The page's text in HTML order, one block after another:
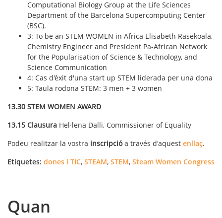
Computational Biology Group at the Life Sciences
Department of the Barcelona Supercomputing Center
(BSC).
3: To be an STEM WOMEN in Africa Elisabeth Rasekoala,
Chemistry Engineer and President Pa-African Network
for the Popularisation of Science & Technology, and
Science Communication
4: Cas d'èxit d'una start up STEM liderada per una dona​
5: Taula rodona STEM: 3 men + 3 women
13.30 STEM WOMEN AWARD
13.15 Clausura Hel·lena Dalli, Commissioner of Equality
Podeu realitzar la vostra inscripcióa través d'aquest enllaç.
Etiquetes: dones i TIC, STEAM, STEM, Steam Women Congress
Quan